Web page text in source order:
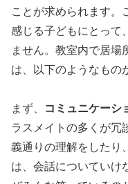
ことが求められます。
感じる子どもにとって
ません。教室内で居場
は、以下のようなもの
まず、 コミュニケーシ
ラスメイトの多くが冗
義通りの理解をしたり
は、会話についていけ